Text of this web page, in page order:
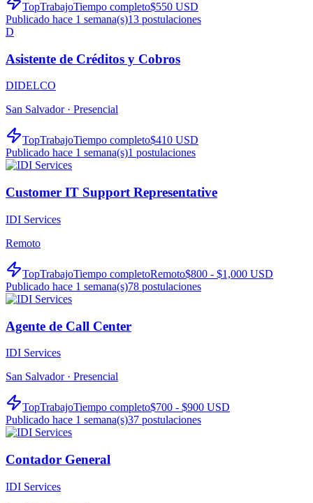
TopTrabajoTiempo completo$550 USD
Publicado hace 1 semana(s)13 postulaciones
D
Asistente de Créditos y Cobros
DIDELCO
San Salvador · Presencial
TopTrabajoTiempo completo$410 USD
Publicado hace 1 semana(s)1 postulaciones
Customer IT Support Representative
IDI Services
Remoto
TopTrabajoTiempo completoRemoto$800 - $1,000 USD
Publicado hace 1 semana(s)78 postulaciones
Agente de Call Center
IDI Services
San Salvador · Presencial
TopTrabajoTiempo completo$700 - $900 USD
Publicado hace 1 semana(s)37 postulaciones
Contador General
IDI Services